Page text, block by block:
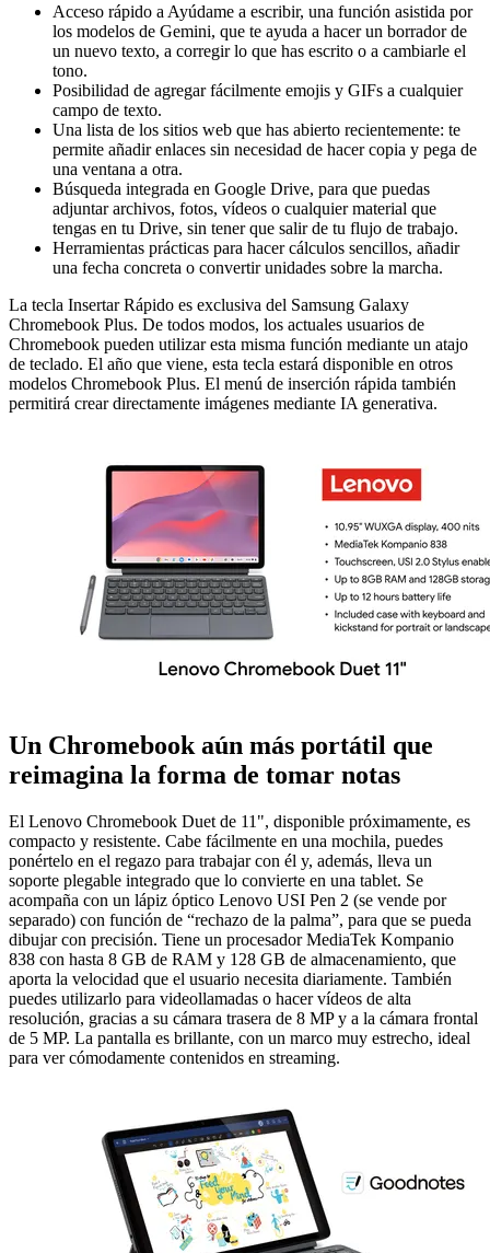
Acceso rápido a Ayúdame a escribir, una función asistida por
los modelos de Gemini, que te ayuda a hacer un borrador de
un nuevo texto, a corregir lo que has escrito o a cambiarle el
tono.
Posibilidad de agregar fácilmente emojis y GIFs a cualquier
campo de texto.
Una lista de los sitios web que has abierto recientemente: te
permite añadir enlaces sin necesidad de hacer copia y pega de
una ventana a otra.
Búsqueda integrada en Google Drive, para que puedas
adjuntar archivos, fotos, vídeos o cualquier material que
tengas en tu Drive, sin tener que salir de tu flujo de trabajo.
Herramientas prácticas para hacer cálculos sencillos, añadir
una fecha concreta o convertir unidades sobre la marcha.
La tecla Insertar Rápido es exclusiva del Samsung Galaxy
Chromebook Plus. De todos modos, los actuales usuarios de
Chromebook pueden utilizar esta misma función mediante un atajo
de teclado. El año que viene, esta tecla estará disponible en otros
modelos Chromebook Plus. El menú de inserción rápida también
permitirá crear directamente imágenes mediante IA generativa.
Un Chromebook aún más portátil que
reimagina la forma de tomar notas
El Lenovo Chromebook Duet de 11", disponible próximamente, es
compacto y resistente. Cabe fácilmente en una mochila, puedes
ponértelo en el regazo para trabajar con él y, además, lleva un
soporte plegable integrado que lo convierte en una tablet. Se
acompaña con un lápiz óptico Lenovo USI Pen 2 (se vende por
separado) con función de “rechazo de la palma”, para que se pueda
dibujar con precisión. Tiene un procesador MediaTek Kompanio
838 con hasta 8 GB de RAM y 128 GB de almacenamiento, que
aporta la velocidad que el usuario necesita diariamente. También
puedes utilizarlo para videollamadas o hacer vídeos de alta
resolución, gracias a su cámara trasera de 8 MP y a la cámara frontal
de 5 MP. La pantalla es brillante, con un marco muy estrecho, ideal
para ver cómodamente contenidos en streaming.